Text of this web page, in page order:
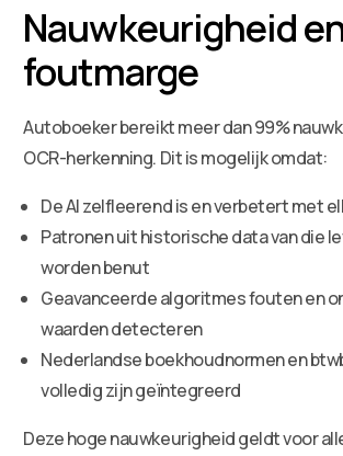
Nauwkeurigheid
foutmarge
Autoboeker bereikt meer dan 99%
OCR-herkenning. Dit is mogelijk omdat:
De AI zelfleerend is en verbetert met
Patronen uit historische data van die
worden benut
Geavanceerde algoritmes fouten en
waarden detecteren
Nederlandse boekhoudnormen en
volledig zijn geïntegreerd
Deze hoge nauwkeurigheid geldt voor